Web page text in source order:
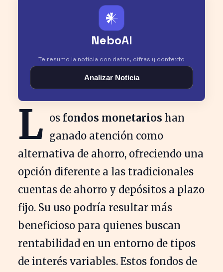
𒀭
NeboAI
Te resumo la noticia con datos, cifras y contexto
Analizar Noticia
L os fondos monetarios han
ganado atención como
alternativa de ahorro, ofreciendo una
opción diferente a las tradicionales
cuentas de ahorro y depósitos a plazo
fijo. Su uso podría resultar más
beneficioso para quienes buscan
rentabilidad en un entorno de tipos
de interés variables. Estos fondos de